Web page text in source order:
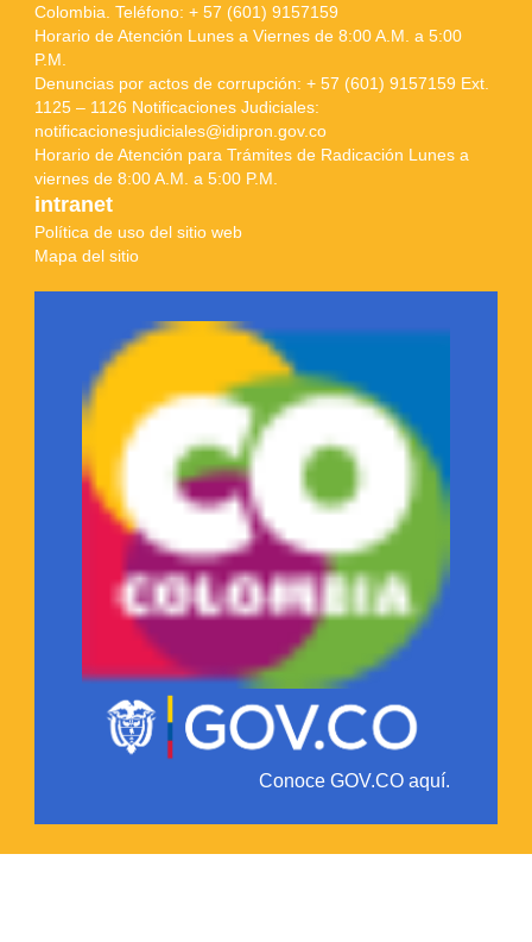
Colombia. Teléfono: + 57 (601) 9157159
Horario de Atención Lunes a Viernes de 8:00 A.M. a 5:00
P.M.
Denuncias por actos de corrupción: + 57 (601) 9157159 Ext.
1125 – 1126 Notificaciones Judiciales:
notificacionesjudiciales@idipron.gov.co
Horario de Atención para Trámites de Radicación Lunes a
viernes de 8:00 A.M. a 5:00 P.M.
intranet
Política de uso del sitio web
Mapa del sitio
Conoce GOV.CO aquí.